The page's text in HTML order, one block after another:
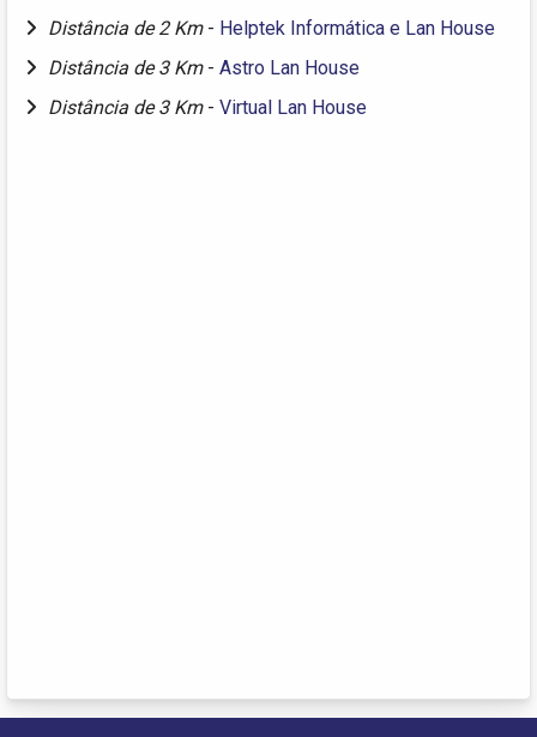
Distância de 2 Km - Helptek Informática e Lan House
Distância de 3 Km - Astro Lan House
Distância de 3 Km - Virtual Lan House